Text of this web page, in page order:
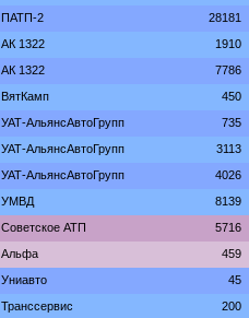
ПАТП-2 28181
АК 1322 1910
АК 1322 7786
ВятКамп 450
УАТ-АльянсАвтоГрупп 735
УАТ-АльянсАвтоГрупп 3113
УАТ-АльянсАвтоГрупп 4026
УМВД 8139
Советское АТП 5716
Альфа 459
Униавто 45
Транссервис 200